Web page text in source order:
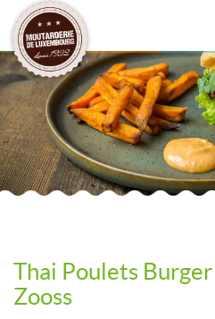
Thai Poulets
Zooss